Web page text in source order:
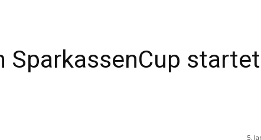
SparkassenCup startet
5.